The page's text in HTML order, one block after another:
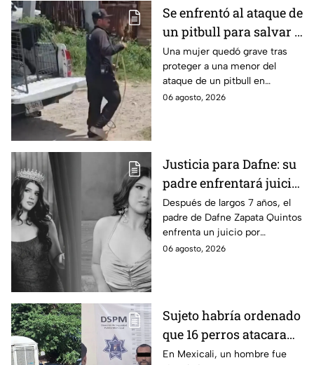
Se enfrentó al ataque de
un pitbull para salvar a
una menor; hoy lucha
por su vida en Zapopan
Una mujer quedó grave tras
proteger a una menor del
ataque de un pitbull en
Zapopan; la víctima sufrió
06 agosto, 2026
Justicia para Dafne: su
padre enfrentará juicio
por presunto abuso
cometido en 2019 en
Tamaulipas
Después de largos 7 años, el
padre de Dafne Zapata Quintos
enfrenta un juicio por
presuntamente abusar de la
06 agosto, 2026
Sujeto habría ordenado
que 16 perros atacaran
a su hermana con
En Mexicali, un hombre fue